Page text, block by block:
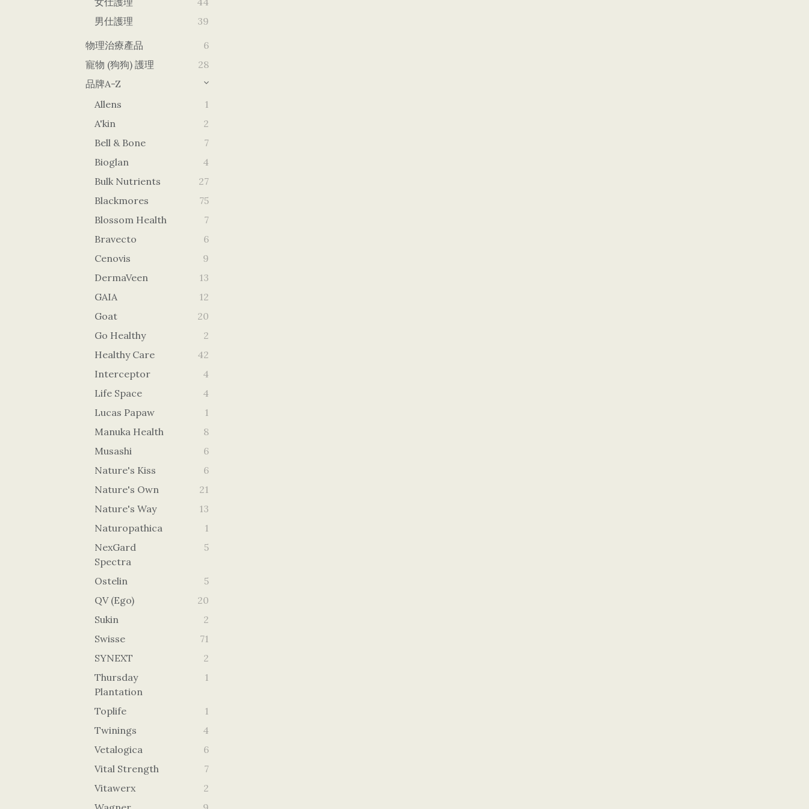
男仕護理
39
物理治療產品
6
寵物 (狗狗) 護理
28
品牌A-Z
Allens
1
A'kin
2
Bell & Bone
7
Bioglan
4
Bulk Nutrients
27
Blackmores
75
Blossom Health
7
Bravecto
6
Cenovis
9
DermaVeen
13
GAIA
12
Goat
20
Go Healthy
2
Healthy Care
42
Interceptor
4
Life Space
4
Lucas Papaw
1
Manuka Health
8
Musashi
6
Nature's Kiss
6
Nature's Own
21
Nature's Way
13
Naturopathica
1
NexGard
Spectra
5
Ostelin
5
QV (Ego)
20
Sukin
2
Swisse
71
SYNEXT
2
Thursday
Plantation
1
Toplife
1
Twinings
4
Vetalogica
6
Vital Strength
7
Vitawerx
2